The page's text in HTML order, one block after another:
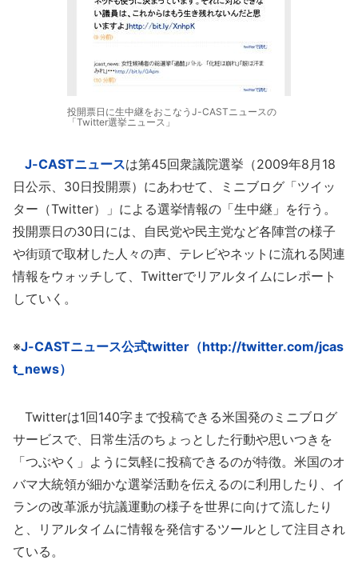
投開票日に生中継をおこなうJ-CASTニュースの
「Twitter選挙ニュース」
J-CASTニュースは第45回衆議院選挙（2009年8月18
日公示、30日投開票）にあわせて、ミニブログ「ツイッ
ター（Twitter）」による選挙情報の「生中継」を行う。
投開票日の30日には、自民党や民主党など各陣営の様子
や街頭で取材した人々の声、テレビやネットに流れる関連
情報をウォッチして、Twitterでリアルタイムにレポート
していく。
※J-CASTニュース公式twitter（http://twitter.com/jcas
t_news）
Twitterは1回140字まで投稿できる米国発のミニブログ
サービスで、日常生活のちょっとした行動や思いつきを
「つぶやく」ように気軽に投稿できるのが特徴。米国のオ
バマ大統領が細かな選挙活動を伝えるのに利用したり、イ
ランの改革派が抗議運動の様子を世界に向けて流したり
と、リアルタイムに情報を発信するツールとして注目され
ている。